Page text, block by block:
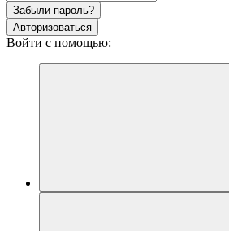
Забыли пароль?
Авторизоваться
Войти с помощью: